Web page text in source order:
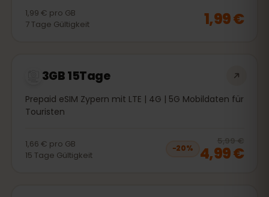
1,99 € pro GB
7Tage Gültigkeit 1,99 €
3GB 15Tage
Prepaid eSIM Zypern mit LTE | 4G | 5G Mobildaten für
Touristen
1,66 € pro GB
15 Tage Gültigkeit
−20%
5,99 €
4,99 €